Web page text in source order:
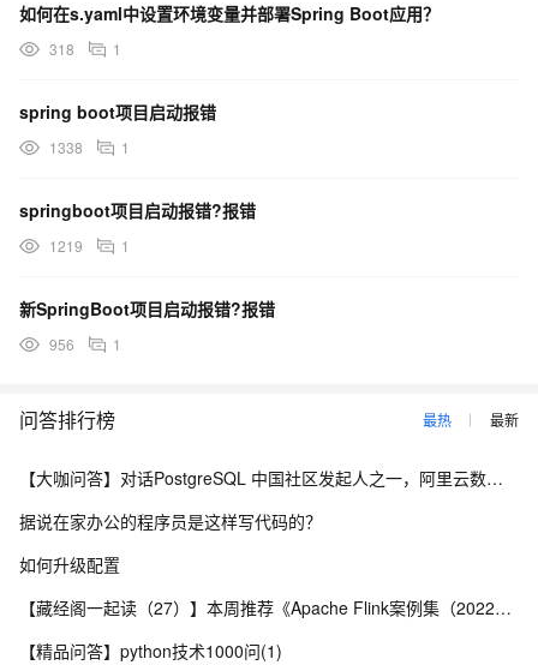
如何在s.yaml中设置环境变量并部署Spring Boot应用？
318 1
spring boot项目启动报错
1338 1
springboot项目启动报错?报错
1219 1
新SpringBoot项目启动报错?报错
956 1
问答排行榜 最热 最新
【大咖问答】对话PostgreSQL 中国社区发起人之一，阿里云数据库高级专家 德哥
据说在家办公的程序员是这样写代码的？
如何升级配置
【藏经阁一起读（27）】本周推荐《Apache Flink案例集（2022版）》，你有哪些心得？
【精品问答】python技术1000问(1)